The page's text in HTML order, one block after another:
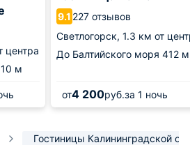
центра
10 м
9.1 227 отзывов
Светлогорск, 1.3 км от
До Балтийского моря 412 м
от4 200руб.за 1 ночь
Гостиницы Калининградской